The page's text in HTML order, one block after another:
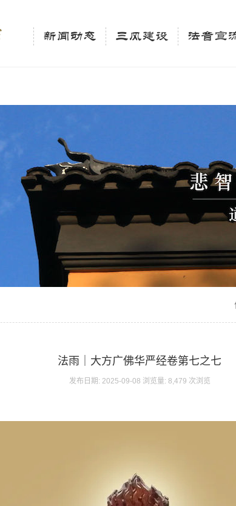
false); $description = tag_description(); }
新闻动态 三风建设 法音宣
法雨｜大方广佛华严经卷第七之七
发布日期: 2025-09-08 浏览量: 8,479 次浏览